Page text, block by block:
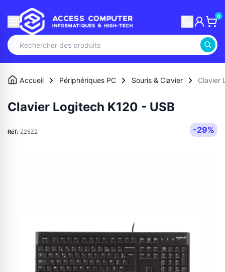
0
Accueil Périphériques PC Souris & Clavier Clavier
Clavier Logitech K120 - USB
Réf: Z25ZZ -29%